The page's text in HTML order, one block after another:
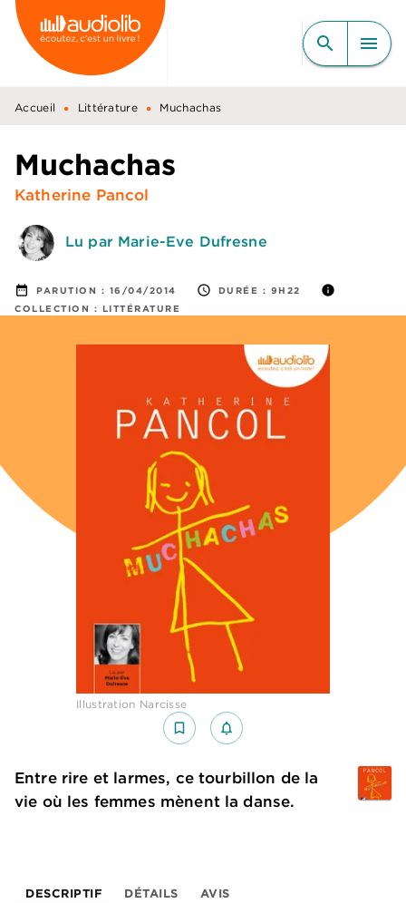
MENU RECHERCHE
CONTENU
PIED DE PAGE
search menu
Accueil • Littérature • Muchachas
Muchachas
Katherine Pancol
Lu par Marie-Eve Dufresne
date_range PARUTION : 16/04/2014 access_time DURÉE : 9H22 info
COLLECTION : LITTÉRATURE
Illustration Narcisse
bookmark_border notifications_none_outlined
Entre rire et larmes, ce tourbillon de la
vie où les femmes mènent la danse.
DESCRIPTIF DÉTAILS AVIS